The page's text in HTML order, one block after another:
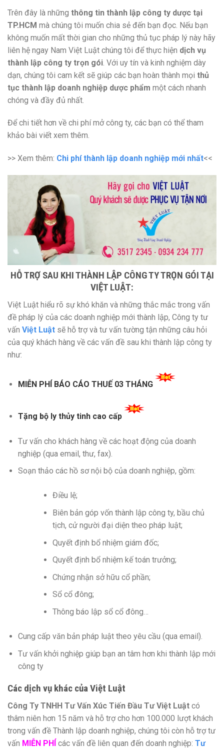
Trên đây là những thông tin thành lập công ty dược tại
TP.HCM mà chúng tôi muốn chia sẻ đến bạn đọc. Nếu bạn
không muốn mất thời gian cho những thủ tục pháp lý này hãy
liên hệ ngay Nam Việt Luật chúng tôi để thực hiện dịch vụ
thành lập công ty trọn gói . Với uy tín và kinh nghiệm dày
dạn, chúng tôi cam kết sẽ giúp các bạn hoàn thành mọi thủ
tục thành lập doanh nghiệp dược phẩm một cách nhanh
chóng và đầy đủ nhất.
Để chi tiết hơn về chi phí mở công ty, các bạn có thể tham
khảo bài viết xem thêm.
>> Xem thêm: Chi phí thành lập doanh nghiệp mới nhất<<
HỖ TRỢ SAU KHI THÀNH LẬP CÔNG TY TRỌN GÓI TẠI
VIỆT LUẬT:
Việt Luật hiểu rõ sự khó khăn và những thắc mắc trong vấn
đề pháp lý của các doanh nghiệp mới thành lập, Công ty tư
vấn Việt Luật sẽ hỗ trợ và tư vấn tường tận những câu hỏi
của quý khách hàng về các vấn đề sau khi thành lập công ty
như:
MIỄN PHÍ BÁO CÁO THUẾ 03 THÁNG
Tặng bộ ly thủy tinh cao cấp
Tư vấn cho khách hàng về các hoạt động của doanh
nghiệp (qua email, thư, fax).
Soạn thảo các hồ sơ nội bộ của doanh nghiệp, gồm:
Điều lệ;
Biên bản góp vốn thành lập công ty, bầu chủ
tịch, cử người đại diện theo pháp luật;
Quyết định bổ nhiệm giám đốc;
Quyết định bổ nhiệm kế toán trưởng;
Chứng nhận sở hữu cổ phần;
Sổ cổ đông;
Thông báo lập sổ cổ đông…
Cung cấp văn bản pháp luật theo yêu cầu (qua email).
Tư vấn khởi nghiệp giúp bạn an tâm hơn khi thành lập mới
công ty
Các dịch vụ khác của Việt Luật
Công Ty TNHH Tư Vấn Xúc Tiến Đầu Tư Việt Luật có
thâm niên hơn 15 năm và hỗ trợ cho hơn 100.000 lượt khách
trong vấn đề Thành lập doanh nghiệp, chúng tôi còn hỗ trợ tư
vấn MIỄN PHÍ các vấn đề liên quan đến doanh nghiệp: Tư